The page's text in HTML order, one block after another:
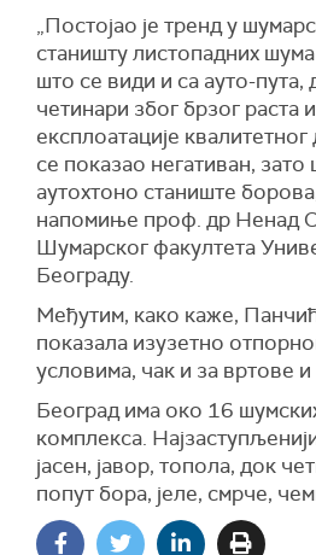
„Постојао је тренд у
станишту листопадних
што се види и са ауто-пута,
четинари због брзог раста
експлоатације квалитетног
се показао негативан, зато
аутохтоно станиште
напомиње проф. др Ненад
Шумарског факултета
Београду.
Међутим, како каже,
показала изузетно
условима, чак и за вртове
Београд има око 16
комплекса.
јасен, јавор, топола, док
попут бора, јелe, смрчe,